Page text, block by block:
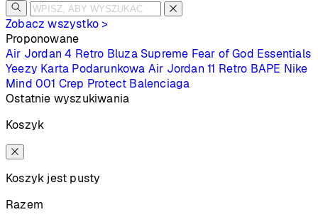
Zobacz wszystko >
Proponowane
Air Jordan 4 Retro Bluza Supreme Fear of God Essentials
Yeezy Karta Podarunkowa Air Jordan 11 Retro BAPE Nike
Mind 001 Crep Protect Balenciaga
Ostatnie wyszukiwania
Koszyk
Koszyk jest pusty
Razem